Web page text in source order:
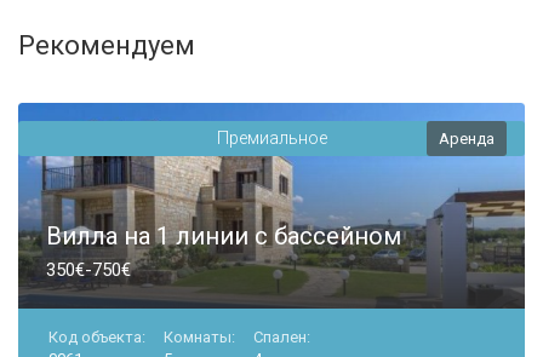
Рекомендуем
Премиальное Аренда
Вилла на 1 линии с бассейном
350€-750€
Код объекта:
Комнаты:
Спален: